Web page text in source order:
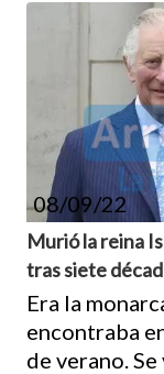
08/09/22
Murió la reina
tras siete
Era la
encontraba
de verano.